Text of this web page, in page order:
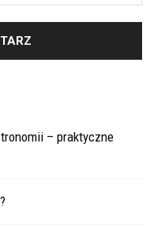
– praktyczne